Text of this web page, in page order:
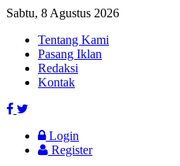
Sabtu, 8 Agustus 2026
Tentang Kami
Pasang Iklan
Redaksi
Kontak
Login
Register